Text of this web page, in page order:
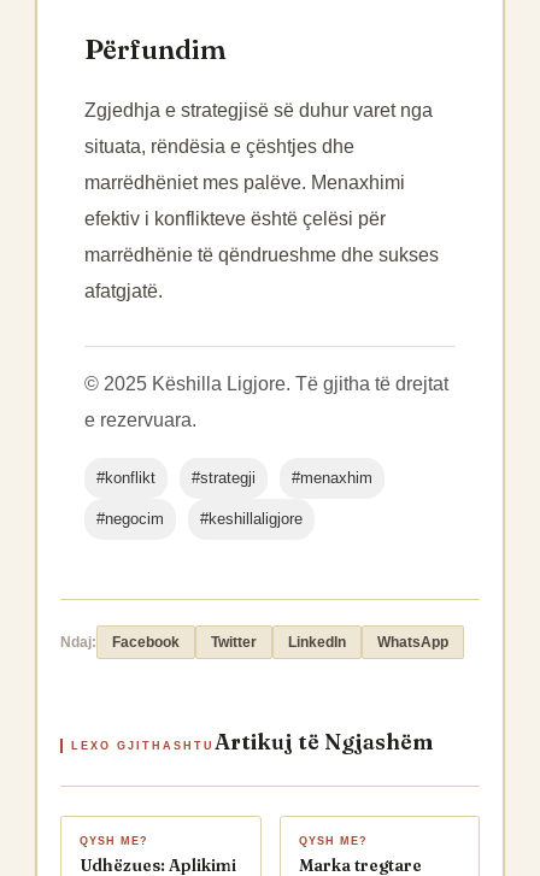
Përfundim
Zgjedhja e strategjisë së duhur varet nga
situata, rëndësia e çështjes dhe
marrëdhëniet mes palëve. Menaxhimi
efektiv i konflikteve është çelësi për
marrëdhënie të qëndrueshme dhe sukses
afatgjatë.
© 2025 Këshilla Ligjore. Të gjitha të drejtat
e rezervuara.
#konflikt #strategji #menaxhim
#negocim #keshillaligjore
Ndaj: Facebook Twitter LinkedIn WhatsApp
LEXO GJITHASHTU Artikuj të Ngjashëm
QYSH ME?
Udhëzues: Aplikimi
QYSH ME?
Marka tregtare